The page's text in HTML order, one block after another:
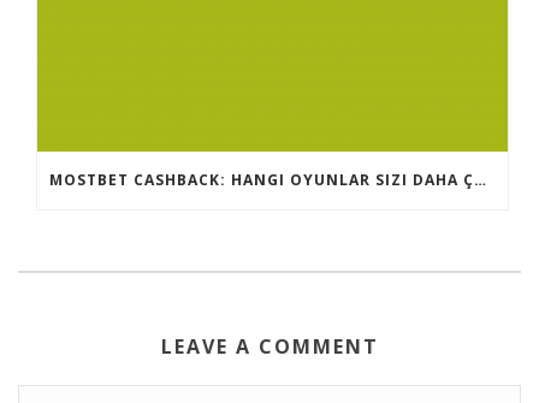
MOSTBET CASHBACK: HANGI OYUNLAR SIZI DAHA ÇOX QAZANA BILƏR?
LEAVE A COMMENT